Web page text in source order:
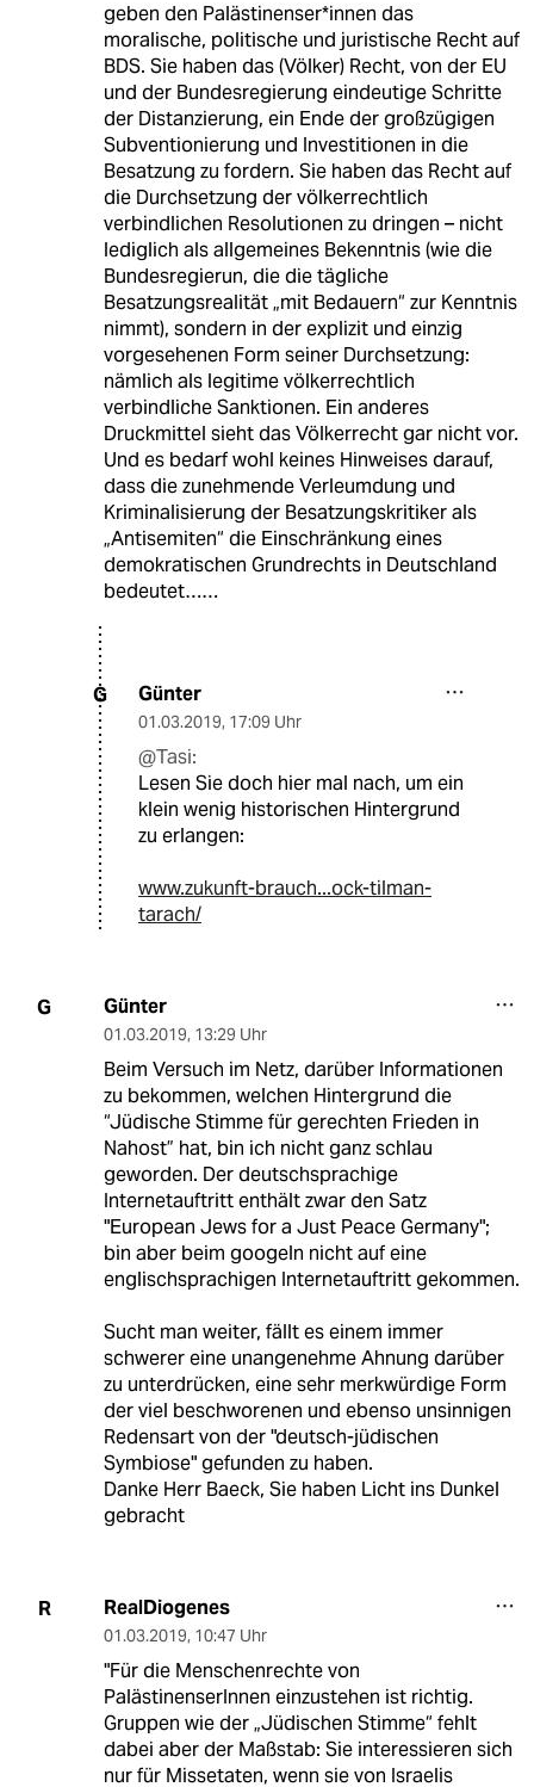
geben den Palästinenser*innen das
moralische, politische und juristische Recht auf
BDS. Sie haben das (Völker) Recht, von der EU
und der Bundesregierung eindeutige Schritte
der Distanzierung, ein Ende der großzügigen
Subventionierung und Investitionen in die
Besatzung zu fordern. Sie haben das Recht auf
die Durchsetzung der völkerrechtlich
verbindlichen Resolutionen zu dringen – nicht
lediglich als allgemeines Bekenntnis (wie die
Bundesregierun, die die tägliche
Besatzungsrealität „mit Bedauern“ zur Kenntnis
nimmt), sondern in der explizit und einzig
vorgesehenen Form seiner Durchsetzung:
nämlich als legitime völkerrechtlich
verbindliche Sanktionen. Ein anderes
Druckmittel sieht das Völkerrecht gar nicht vor.
Und es bedarf wohl keines Hinweises darauf,
dass die zunehmende Verleumdung und
Kriminalisierung der Besatzungskritiker als
„Antisemiten“ die Einschränkung eines
demokratischen Grundrechts in Deutschland
bedeutet……
G Günter
01.03.2019, 17:09 Uhr
@Tasi:
Lesen Sie doch hier mal nach, um ein
klein wenig historischen Hintergrund
zu erlangen:
www.zukunft-brauch...ock-tilman-
tarach/
G Günter
01.03.2019, 13:29 Uhr
Beim Versuch im Netz, darüber Informationen
zu bekommen, welchen Hintergrund die
“Jüdische Stimme für gerechten Frieden in
Nahost” hat, bin ich nicht ganz schlau
geworden. Der deutschsprachige
Internetauftritt enthält zwar den Satz
"European Jews for a Just Peace Germany";
bin aber beim googeln nicht auf eine
englischsprachigen Internetauftritt gekommen.
Sucht man weiter, fällt es einem immer
schwerer eine unangenehme Ahnung darüber
zu unterdrücken, eine sehr merkwürdige Form
der viel beschworenen und ebenso unsinnigen
Redensart von der "deutsch-jüdischen
Symbiose" gefunden zu haben.
Danke Herr Baeck, Sie haben Licht ins Dunkel
gebracht
R RealDiogenes
01.03.2019, 10:47 Uhr
"Für die Menschenrechte von
PalästinenserInnen einzustehen ist richtig.
Gruppen wie der „Jüdischen Stimme“ fehlt
dabei aber der Maßstab: Sie interessieren sich
nur für Missetaten, wenn sie von Israelis